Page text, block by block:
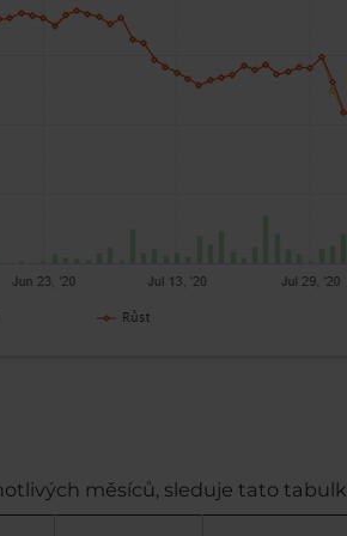
měsíců, sleduje tato